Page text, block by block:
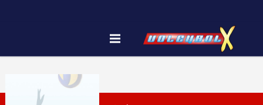
İletişim Çerez Politikası